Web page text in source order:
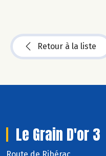
Retour à la liste
Le Grain D'or 3
Route de Ribérac